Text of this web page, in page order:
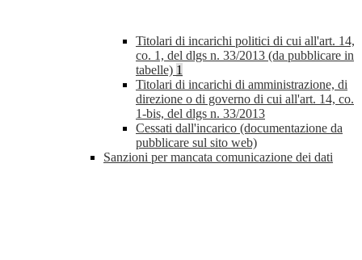
Titolari di incarichi politici di cui all'art. 14,
co. 1, del dlgs n. 33/2013 (da pubblicare in
tabelle) 1
Titolari di incarichi di amministrazione, di
direzione o di governo di cui all'art. 14, co.
1-bis, del dlgs n. 33/2013
Cessati dall'incarico (documentazione da
pubblicare sul sito web)
Sanzioni per mancata comunicazione dei dati